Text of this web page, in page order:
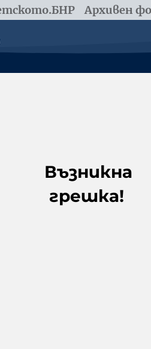
Архивен
Възникна
грешка!